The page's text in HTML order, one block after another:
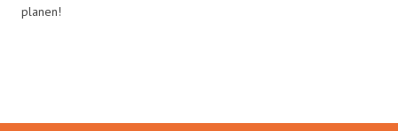
planen!